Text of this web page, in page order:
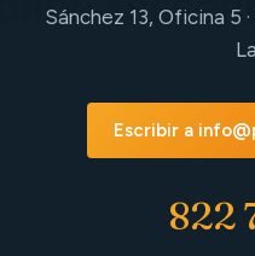
Sánchez 13, Oficina 5
Escribir a
822